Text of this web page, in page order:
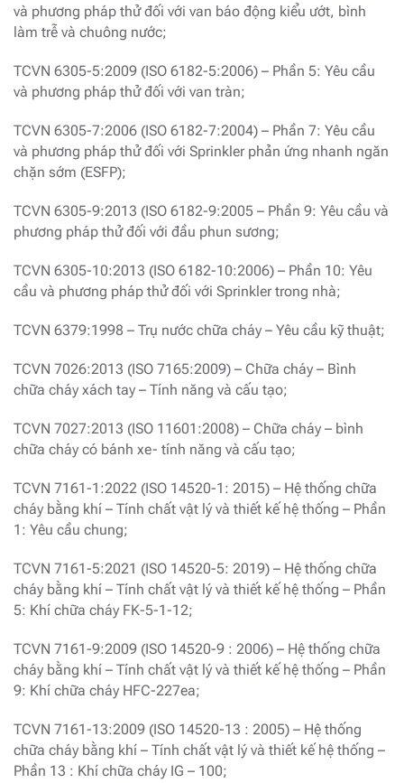
và phương pháp thử đối với van báo động kiểu ướt, bình
làm trễ và chuông nước;
TCVN 6305-5:2009 (ISO 6182-5:2006) – Phần 5: Yêu cầu
và phương pháp thử đối với van tràn;
TCVN 6305-7:2006 (ISO 6182-7:2004) – Phần 7: Yêu cầu
và phương pháp thử đối với Sprinkler phản ứng nhanh ngăn
chặn sớm (ESFP);
TCVN 6305-9:2013 (ISO 6182-9:2005 – Phần 9: Yêu cầu và
phương pháp thử đối với đầu phun sương;
TCVN 6305-10:2013 (ISO 6182-10:2006) – Phần 10: Yêu
cầu và phương pháp thử đối với Sprinkler trong nhà;
TCVN 6379:1998 – Trụ nước chữa cháy – Yêu cầu kỹ thuật;
TCVN 7026:2013 (ISO 7165:2009) – Chữa cháy – Bình
chữa cháy xách tay – Tính năng và cấu tạo;
TCVN 7027:2013 (ISO 11601:2008) – Chữa cháy – bình
chữa cháy có bánh xe- tính năng và cấu tạo;
TCVN 7161-1:2022 (ISO 14520-1: 2015) – Hệ thống chữa
cháy bằng khí – Tính chất vật lý và thiết kế hệ thống – Phần
1: Yêu cầu chung;
TCVN 7161-5:2021 (ISO 14520-5: 2019) – Hệ thống chữa
cháy bằng khí – Tính chất vật lý và thiết kế hệ thống – Phần
5: Khí chữa cháy FK-5-1-12;
TCVN 7161-9:2009 (ISO 14520-9 : 2006) – Hệ thống chữa
cháy bằng khí – Tính chất vật lý và thiết kế hệ thống – Phần
9: Khí chữa cháy HFC-227ea;
TCVN 7161-13:2009 (ISO 14520-13 : 2005) – Hệ thống
chữa cháy bằng khí – Tính chất vật lý và thiết kế hệ thống –
Phần 13 : Khí chữa cháy IG – 100;